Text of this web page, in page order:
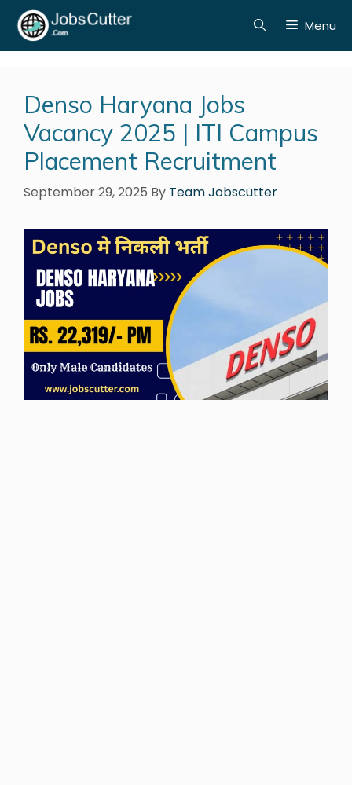
Menu
Denso Haryana Jobs
Vacancy 2025 | ITI Campus
Placement Recruitment
September 29, 2025 By Team Jobscutter